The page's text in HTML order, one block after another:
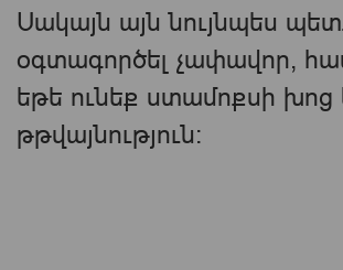
Սակայն այն նույնպես
օգտագործել չափավոր,
եթե ունեք ստամոքսի
թթվայնություն։